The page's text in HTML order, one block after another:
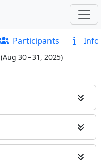
Participants Info
(Aug 30 – 31, 2025)